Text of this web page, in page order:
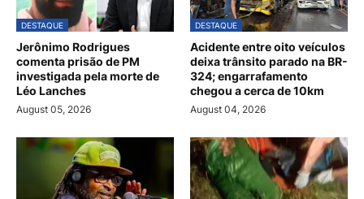
DESTAQUE
Jerônimo Rodrigues
comenta prisão de PM
investigada pela morte de
Léo Lanches
August 05, 2026
DESTAQUE
Acidente entre oito veículos
deixa trânsito parado na BR-
324; engarrafamento
chegou a cerca de 10km
August 04, 2026